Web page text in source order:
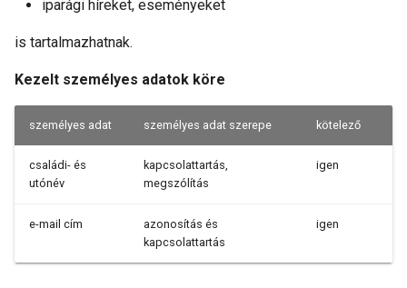
iparági híreket, eseményeket
is tartalmazhatnak.
Kezelt személyes adatok köre
személyes adat személyes adat szerepe kötelező
családi- és
utónév
kapcsolattartás,
megszólítás
igen
e-mail cím
azonosítás és
kapcsolattartás
igen